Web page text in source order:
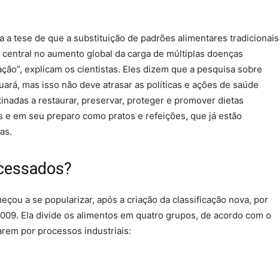
a tese de que a substituição de padrões alimentares tradicionais
no aumento global da carga de múltiplas doenças
explicam os cientistas. Eles dizem que a pesquisa sobre
mas isso não deve atrasar as políticas e ações de saúde
a restaurar, preservar, proteger e promover dietas
e em seu preparo como pratos e refeições, que já estão
a se popularizar, após a criação da classificação nova, por
Ela divide os alimentos em quatro grupos, de acordo com o
por processos industriais: